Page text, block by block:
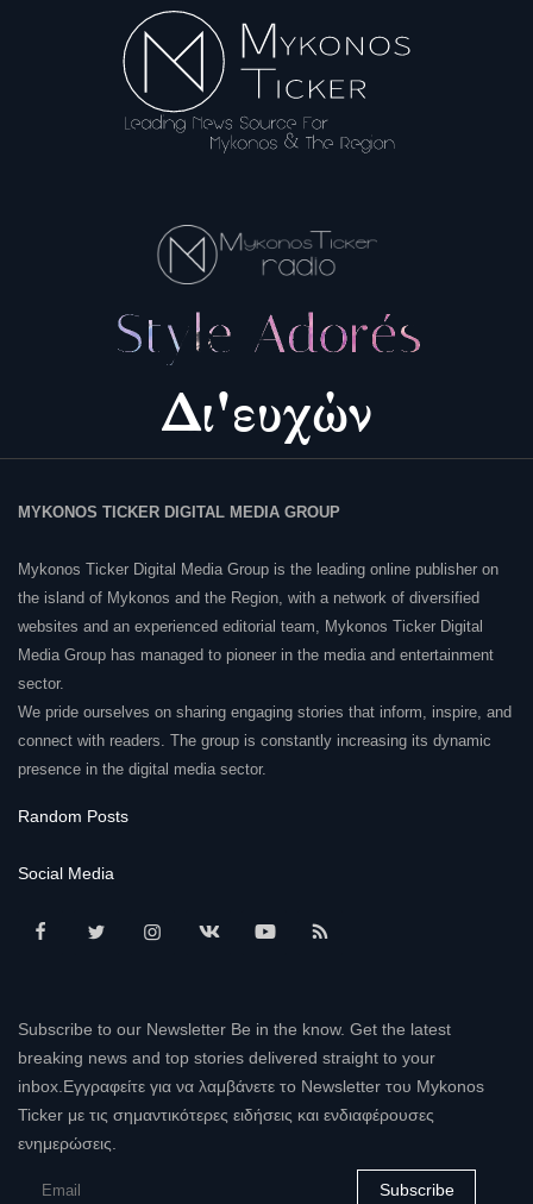
MYKONOS TICKER DIGITAL MEDIA GROUP
Mykonos Ticker Digital Media Group is the leading online publisher on
the island of Mykonos and the Region, with a network of diversified
websites and an experienced editorial team, Mykonos Ticker Digital
Media Group has managed to pioneer in the media and entertainment
sector.
We pride ourselves on sharing engaging stories that inform, inspire, and
connect with readers. The group is constantly increasing its dynamic
presence in the digital media sector.
Random Posts
Social Media
Subscribe to our Newsletter Be in the know. Get the latest
breaking news and top stories delivered straight to your
inbox.Εγγραφείτε για να λαμβάνετε το Newsletter του Mykonos
Ticker με τις σημαντικότερες ειδήσεις και ενδιαφέρουσες
ενημερώσεις.
Subscribe